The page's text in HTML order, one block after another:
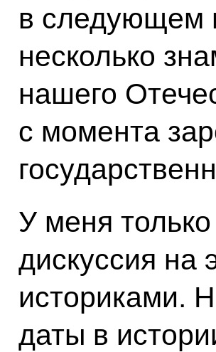
в следующем
несколько
нашего
с момента
У меня
дискуссия на
историками.
даты в